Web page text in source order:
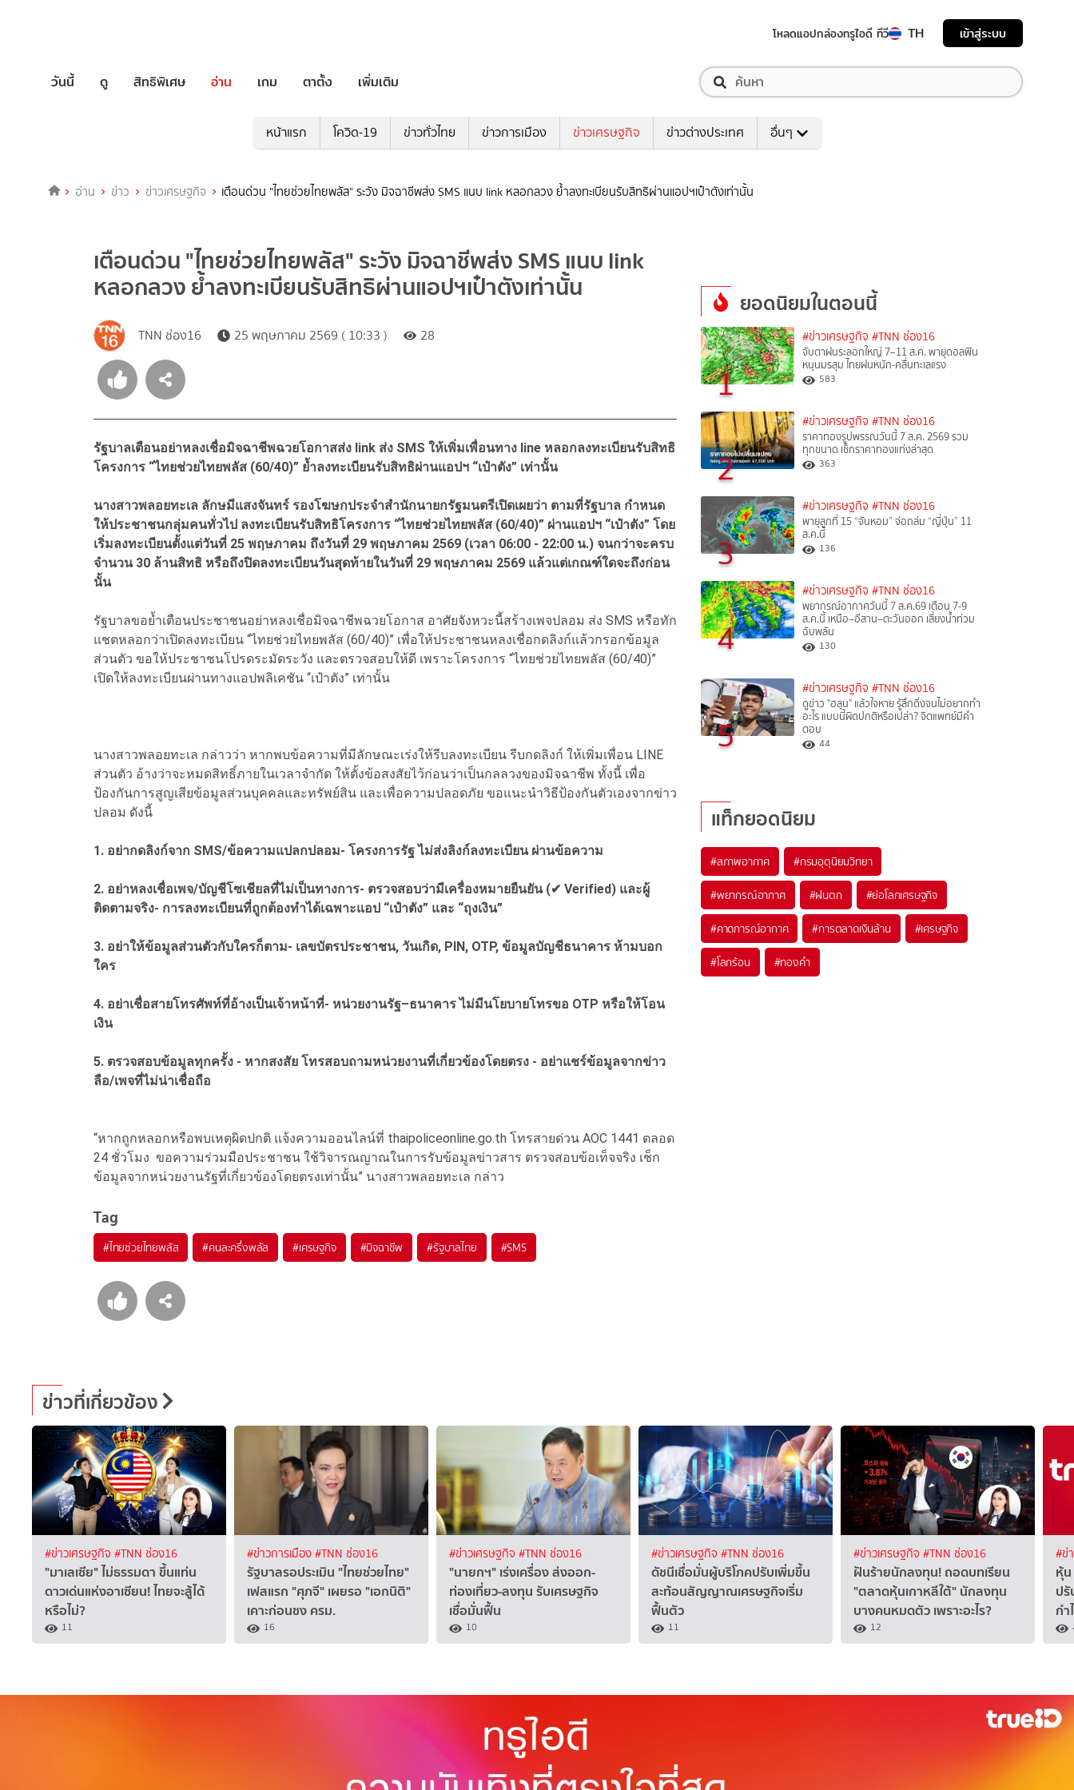
โหลดแอปกล่องทรูไอดี ทีวี TH เข้าสู่ระบบ
วันนี้ ดู สิทธิพิเศษ อ่าน เกม ตาตั้ง เพิ่มเติม
หน้าแรก โควิด-19 ข่าวทั่วไทย ข่าวการเมือง ข่าวเศรษฐกิจ ข่าวต่างประเทศ อื่นๆ
อ่าน ข่าว ข่าวเศรษฐกิจ เตือนด่วน "ไทยช่วยไทยพลัส" ระวัง มิจฉาชีพส่ง SMS แนบ link หลอกลวง ย้ำลงทะเบียนรับสิทธิผ่านแอปฯเป๋าตังเท่านั้น
เตือนด่วน "ไทยช่วยไทยพลัส" ระวัง มิจฉาชีพส่ง SMS แนบ link
หลอกลวง ย้ำลงทะเบียนรับสิทธิผ่านแอปฯเป๋าตังเท่านั้น
TNN ช่อง16 25 พฤษภาคม 2569 ( 10:33 ) 28
รัฐบาลเตือนอย่าหลงเชื่อมิจฉาชีพฉวยโอกาสส่ง link ส่ง SMS ให้เพิ่มเพื่อนทาง line หลอกลงทะเบียนรับสิทธิ
โครงการ “ไทยช่วยไทยพลัส (60/40)” ย้ำลงทะเบียนรับสิทธิผ่านแอปฯ “เป๋าตัง” เท่านั้น
นางสาวพลอยทะเล ลักษมีแสงจันทร์ รองโฆษกประจำสำนักนายกรัฐมนตรีเปิดเผยว่า ตามที่รัฐบาล กำหนด
ให้ประชาชนกลุ่มคนทั่วไป ลงทะเบียนรับสิทธิโครงการ “ไทยช่วยไทยพลัส (60/40)” ผ่านแอปฯ “เป๋าตัง” โดย
เริ่มลงทะเบียนตั้งแต่วันที่ 25 พฤษภาคม ถึงวันที่ 29 พฤษภาคม 2569 (เวลา 06:00 - 22:00 น.) จนกว่าจะครบ
จำนวน 30 ล้านสิทธิ หรือถึงปิดลงทะเบียนวันสุดท้ายในวันที่ 29 พฤษภาคม 2569 แล้วแต่เกณฑ์ใดจะถึงก่อน
นั้น
รัฐบาลขอย้ำเตือนประชาชนอย่าหลงเชื่อมิจฉาชีพฉวยโอกาส อาศัยจังหวะนี้สร้างเพจปลอม ส่ง SMS หรือทัก
แชตหลอกว่าเปิดลงทะเบียน “ไทยช่วยไทยพลัส (60/40)” เพื่อให้ประชาชนหลงเชื่อกดลิงก์แล้วกรอกข้อมูล
ส่วนตัว ขอให้ประชาชนโปรดระมัดระวัง และตรวจสอบให้ดี เพราะโครงการ “ไทยช่วยไทยพลัส (60/40)”
เปิดให้ลงทะเบียนผ่านทางแอปพลิเคชัน “เป๋าตัง” เท่านั้น
นางสาวพลอยทะเล กล่าวว่า หากพบข้อความที่มีลักษณะเร่งให้รีบลงทะเบียน รีบกดลิงก์ ให้เพิ่มเพื่อน LINE
ส่วนตัว อ้างว่าจะหมดสิทธิ์ภายในเวลาจำกัด ให้ตั้งข้อสงสัยไว้ก่อนว่าเป็นกลลวงของมิจฉาชีพ ทั้งนี้ เพื่อ
ป้องกันการสูญเสียข้อมูลส่วนบุคคลและทรัพย์สิน และเพื่อความปลอดภัย ขอแนะนำวิธีป้องกันตัวเองจากข่าว
ปลอม ดังนี้
1. อย่ากดลิงก์จาก SMS/ข้อความแปลกปลอม- โครงการรัฐ ไม่ส่งลิงก์ลงทะเบียน ผ่านข้อความ
2. อย่าหลงเชื่อเพจ/บัญชีโซเชียลที่ไม่เป็นทางการ- ตรวจสอบว่ามีเครื่องหมายยืนยัน (✔ Verified) และผู้
ติดตามจริง- การลงทะเบียนที่ถูกต้องทำได้เฉพาะแอป “เป๋าตัง” และ “ถุงเงิน”
3. อย่าให้ข้อมูลส่วนตัวกับใครก็ตาม- เลขบัตรประชาชน, วันเกิด, PIN, OTP, ข้อมูลบัญชีธนาคาร ห้ามบอก
ใคร
4. อย่าเชื่อสายโทรศัพท์ที่อ้างเป็นเจ้าหน้าที่- หน่วยงานรัฐ–ธนาคาร ไม่มีนโยบายโทรขอ OTP หรือให้โอน
เงิน
5. ตรวจสอบข้อมูลทุกครั้ง - หากสงสัย โทรสอบถามหน่วยงานที่เกี่ยวข้องโดยตรง - อย่าแชร์ข้อมูลจากข่าว
ลือ/เพจที่ไม่น่าเชื่อถือ
“หากถูกหลอกหรือพบเหตุผิดปกติ แจ้งความออนไลน์ที่ thaipoliceonline.go.th โทรสายด่วน AOC 1441 ตลอด
24 ชั่วโมง ขอความร่วมมือประชาชน ใช้วิจารณญาณในการรับข้อมูลข่าวสาร ตรวจสอบข้อเท็จจริง เช็ก
ข้อมูลจากหน่วยงานรัฐที่เกี่ยวข้องโดยตรงเท่านั้น” นางสาวพลอยทะเล กล่าว
Tag
#ไทยช่วยไทยพลัส #คนละครึ่งพลัส #เศรษฐกิจ #มิจฉาชีพ #รัฐบาลไทย #SMS
ยอดนิยมในตอนนี้
1
#ข่าวเศรษฐกิจ #TNN ช่อง16
จับตาฝนระลอกใหญ่ 7–11 ส.ค. พายุดอลฟิน
หนุนมรสุม ไทยฝนหนัก-คลื่นทะเลแรง
583
2
#ข่าวเศรษฐกิจ #TNN ช่อง16
ราคาทองรูปพรรณวันนี้ 7 ส.ค. 2569 รวม
ทุกขนาด เช็กราคาทองแท่งล่าสุด
363
3
#ข่าวเศรษฐกิจ #TNN ช่อง16
พายุลูกที่ 15 “จันหอม” จ่อถล่ม “ญี่ปุ่น” 11
ส.ค.นี้
136
4
#ข่าวเศรษฐกิจ #TNN ช่อง16
พยากรณ์อากาศวันนี้ 7 ส.ค.69 เตือน 7-9
ส.ค.นี้ เหนือ–อีสาน–ตะวันออก เสี่ยงน้ำท่วม
ฉับพลัน
130
5
#ข่าวเศรษฐกิจ #TNN ช่อง16
ดูข่าว "ฮลุน" แล้วใจหาย รู้สึกดิ่งจนไม่อยากทำ
อะไร แบบนี้ผิดปกติหรือเปล่า? จิตแพทย์มีคำ
ตอบ
44
แท็กยอดนิยม
#สภาพอากาศ #กรมอุตุนิยมวิทยา
#พยากรณ์อากาศ #ฝนตก #ย่อโลกเศรษฐกิจ
#คาดการณ์อากาศ #การตลาดเงินล้าน #เศรษฐกิจ
#โลกร้อน #ทองคำ
ข่าวที่เกี่ยวข้อง
#ข่าวเศรษฐกิจ #TNN ช่อง16
"มาเลเซีย" ไม่ธรรมดา ขึ้นแท่น
ดาวเด่นแห่งอาเซียน! ไทยจะสู้ได้
หรือไม่?
11
#ข่าวการเมือง#TNN ช่อง16
รัฐบาลรอประเมิน "ไทยช่วยไทย"
เฟสแรก "ศุภจี" เผยรอ "เอกนิติ"
เคาะก่อนชง ครม.
16
#ข่าวเศรษฐกิจ #TNN ช่อง16
"นายกฯ" เร่งเครื่อง ส่งออก-
ท่องเที่ยว-ลงทุน รับเศรษฐกิจ
เชื่อมั่นฟื้น
10
#ข่าวเศรษฐกิจ #TNN ช่อง16
ดัชนีเชื่อมั่นผู้บริโภคปรับเพิ่มขึ้น
สะท้อนสัญญาณเศรษฐกิจเริ่ม
ฟื้นตัว
11
#ข่าวเศรษฐกิจ #TNN ช่อง16
ฝันร้ายนักลงทุน! ถอดบทเรียน
"ตลาดหุ้นเกาหลีใต้" นักลงทุน
บางคนหมดตัว เพราะอะไร?
12
#ข่
หุ้น
ป
กำ